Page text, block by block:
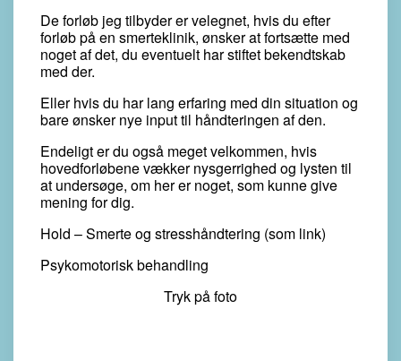
De forløb jeg tilbyder er velegnet, hvis du efter
forløb på en smerteklinik, ønsker at fortsætte med
noget af det, du eventuelt har stiftet bekendtskab
med der.
Eller hvis du har lang erfaring med din situation og
bare ønsker nye input til håndteringen af den.
Endeligt er du også meget velkommen, hvis
hovedforløbene vækker nysgerrighed og lysten til
at undersøge, om her er noget, som kunne give
mening for dig.
Hold – Smerte og stresshåndtering (som link)
Psykomotorisk behandling
Tryk på foto